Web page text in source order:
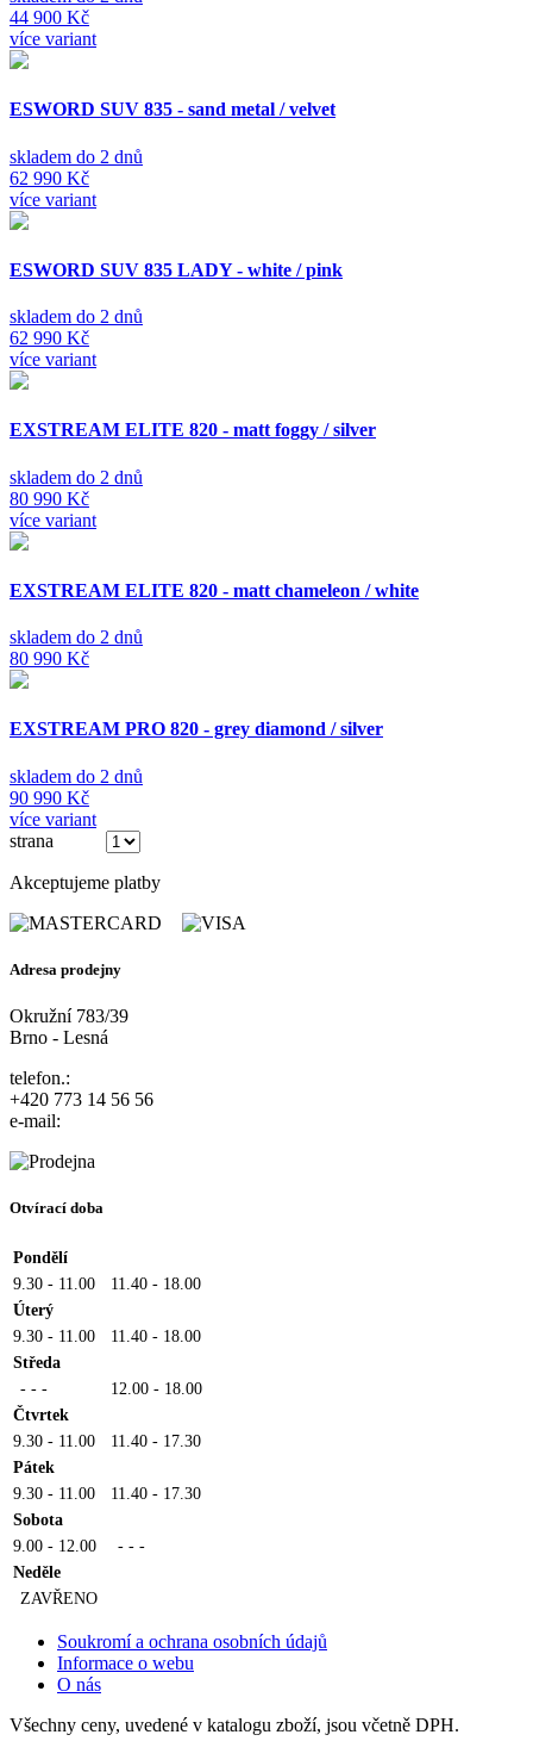
44 900 Kč
více variant
ESWORD SUV 835 - sand metal / velvet
skladem do 2 dnů
62 990 Kč
více variant
ESWORD SUV 835 LADY - white / pink
skladem do 2 dnů
62 990 Kč
více variant
EXSTREAM ELITE 820 - matt foggy / silver
skladem do 2 dnů
80 990 Kč
více variant
EXSTREAM ELITE 820 - matt chameleon / white
skladem do 2 dnů
80 990 Kč
EXSTREAM PRO 820 - grey diamond / silver
skladem do 2 dnů
90 990 Kč
více variant
strana
Akceptujeme platby
Adresa prodejny
Okružní 783/39
Brno - Lesná
telefon.:
+420 773 14 56 56
e-mail:
Otvírací doba
Pondělí
9.30 - 11.00
11.40 - 18.00
Úterý
9.30 - 11.00
11.40 - 18.00
Středa
- - -
12.00 - 18.00
Čtvrtek
9.30 - 11.00
11.40 - 17.30
Pátek
9.30 - 11.00
11.40 - 17.30
Sobota
9.00 - 12.00
- - -
Neděle
ZAVŘENO
Soukromí a ochrana osobních údajů
Informace o webu
O nás
Všechny ceny, uvedené v katalogu zboží, jsou včetně DPH.